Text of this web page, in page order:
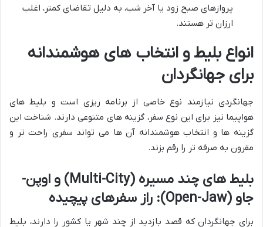
پروازهای صبح زود یا آخر شب، به دلیل تقاضای کمتر، اغلب
ارزان تر هستند.
انواع بلیط و انتخاب های هوشمندانه
برای جهانگردان
جهانگردی نیازمند نوع خاصی از برنامه ریزی است و بلیط های
هواپیما نیز برای این نوع سفر، گزینه های متنوعی دارند. شناخت این
گزینه ها و انتخاب هوشمندانه آن ها می تواند سفری راحت تر و
مقرون به صرفه تر را رقم بزند.
بلیط های چند مسیره (Multi-City) و اوپن-
جاو (Open-Jaw): راز سفرهای پیچیده
برای جهانگردان که قصد بازدید از چند شهر یا کشور را دارند، بلیط